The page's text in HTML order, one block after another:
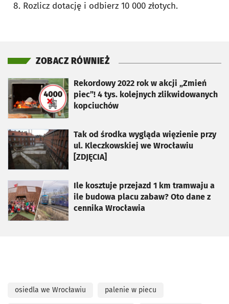
Rozlicz dotację i odbierz 10 000 złotych.
ZOBACZ RÓWNIEŻ
Rekordowy 2022 rok w akcji „Zmień
piec”! 4 tys. kolejnych zlikwidowanych
kopciuchów
otworzy się w nowej karcie
Tak od środka wygląda więzienie przy
ul. Kleczkowskiej we Wrocławiu
[ZDJĘCIA]
otworzy się w nowej karcie
Ile kosztuje przejazd 1 km tramwaju a
ile budowa placu zabaw? Oto dane z
cennika Wrocławia
otworzy się w nowej karcie
osiedla we Wrocławiu palenie w piecu